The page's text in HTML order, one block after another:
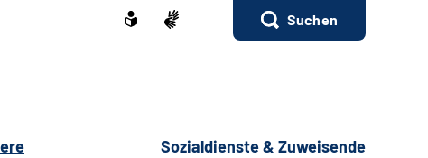
Suchen
Sozialdienste & Zuweisende